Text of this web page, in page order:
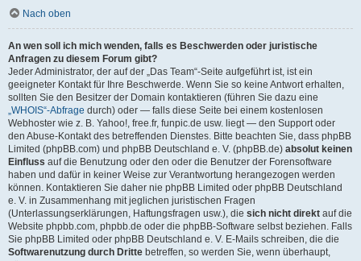
Nach oben
An wen soll ich mich wenden, falls es Beschwerden oder juristische
Anfragen zu diesem Forum gibt?
Jeder Administrator, der auf der „Das Team“-Seite aufgeführt ist, ist ein
geeigneter Kontakt für Ihre Beschwerde. Wenn Sie so keine Antwort erhalten,
sollten Sie den Besitzer der Domain kontaktieren (führen Sie dazu eine
„WHOIS“-Abfrage durch) oder — falls diese Seite bei einem kostenlosen
Webhoster wie z. B. Yahoo!, free.fr, funpic.de usw. liegt — den Support oder
den Abuse-Kontakt des betreffenden Dienstes. Bitte beachten Sie, dass phpBB
Limited (phpBB.com) und phpBB Deutschland e. V. (phpBB.de) absolut keinen
Einfluss auf die Benutzung oder den oder die Benutzer der Forensoftware
haben und dafür in keiner Weise zur Verantwortung herangezogen werden
können. Kontaktieren Sie daher nie phpBB Limited oder phpBB Deutschland
e. V. in Zusammenhang mit jeglichen juristischen Fragen
(Unterlassungserklärungen, Haftungsfragen usw.), die sich nicht direkt auf die
Website phpbb.com, phpbb.de oder die phpBB-Software selbst beziehen. Falls
Sie phpBB Limited oder phpBB Deutschland e. V. E-Mails schreiben, die die
Softwarenutzung durch Dritte betreffen, so werden Sie, wenn überhaupt,